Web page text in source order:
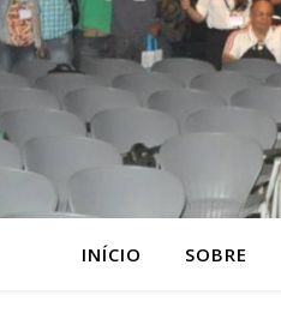
INÍCIO SOBRE